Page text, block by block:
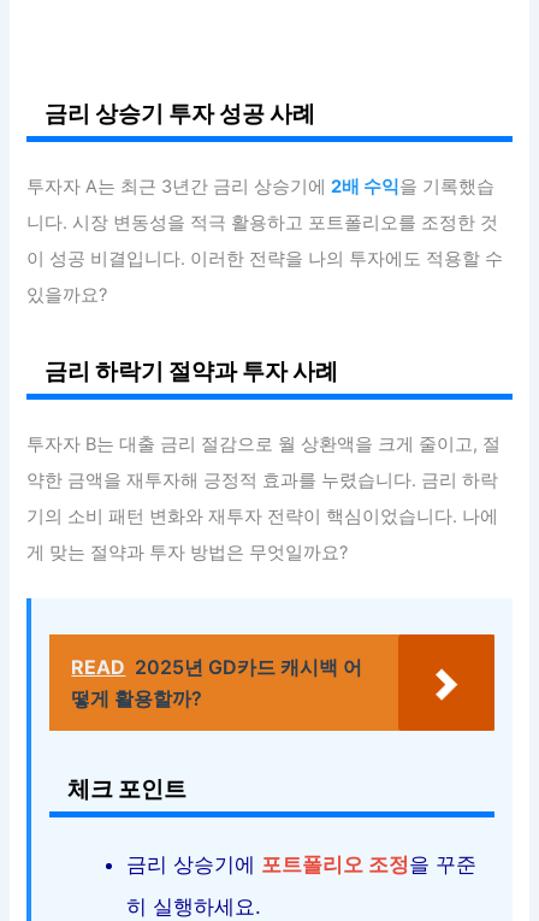
금리 상승기 투자 성공 사례
투자자 A는 최근 3년간 금리 상승기에2배 수익을 기록했습
니다. 시장 변동성을 적극 활용하고 포트폴리오를 조정한 것
이 성공 비결입니다. 이러한 전략을 나의 투자에도 적용할 수
있을까요?
금리 하락기 절약과 투자 사례
투자자 B는 대출 금리 절감으로 월 상환액을 크게 줄이고, 절
약한 금액을 재투자해 긍정적 효과를 누렸습니다. 금리 하락
기의 소비 패턴 변화와 재투자 전략이 핵심이었습니다. 나에
게 맞는 절약과 투자 방법은 무엇일까요?
READ 2025년 GD카드 캐시백 어
떻게 활용할까?
체크 포인트
금리 상승기에 포트폴리오 조정을 꾸준
히 실행하세요.